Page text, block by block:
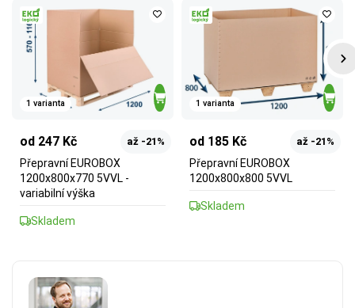
1 varianta
od 247 Kč až -21%
Přepravní EUROBOX
1200x800x770 5VVL -
variabilní výška
Skladem
1 varianta
od 185 Kč až -21%
Přepravní EUROBOX
1200x800x800 5VVL
Skladem